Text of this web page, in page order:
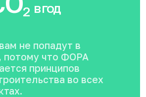
2 в год
не попадут в
потому что ФОРА
принципов
во всех